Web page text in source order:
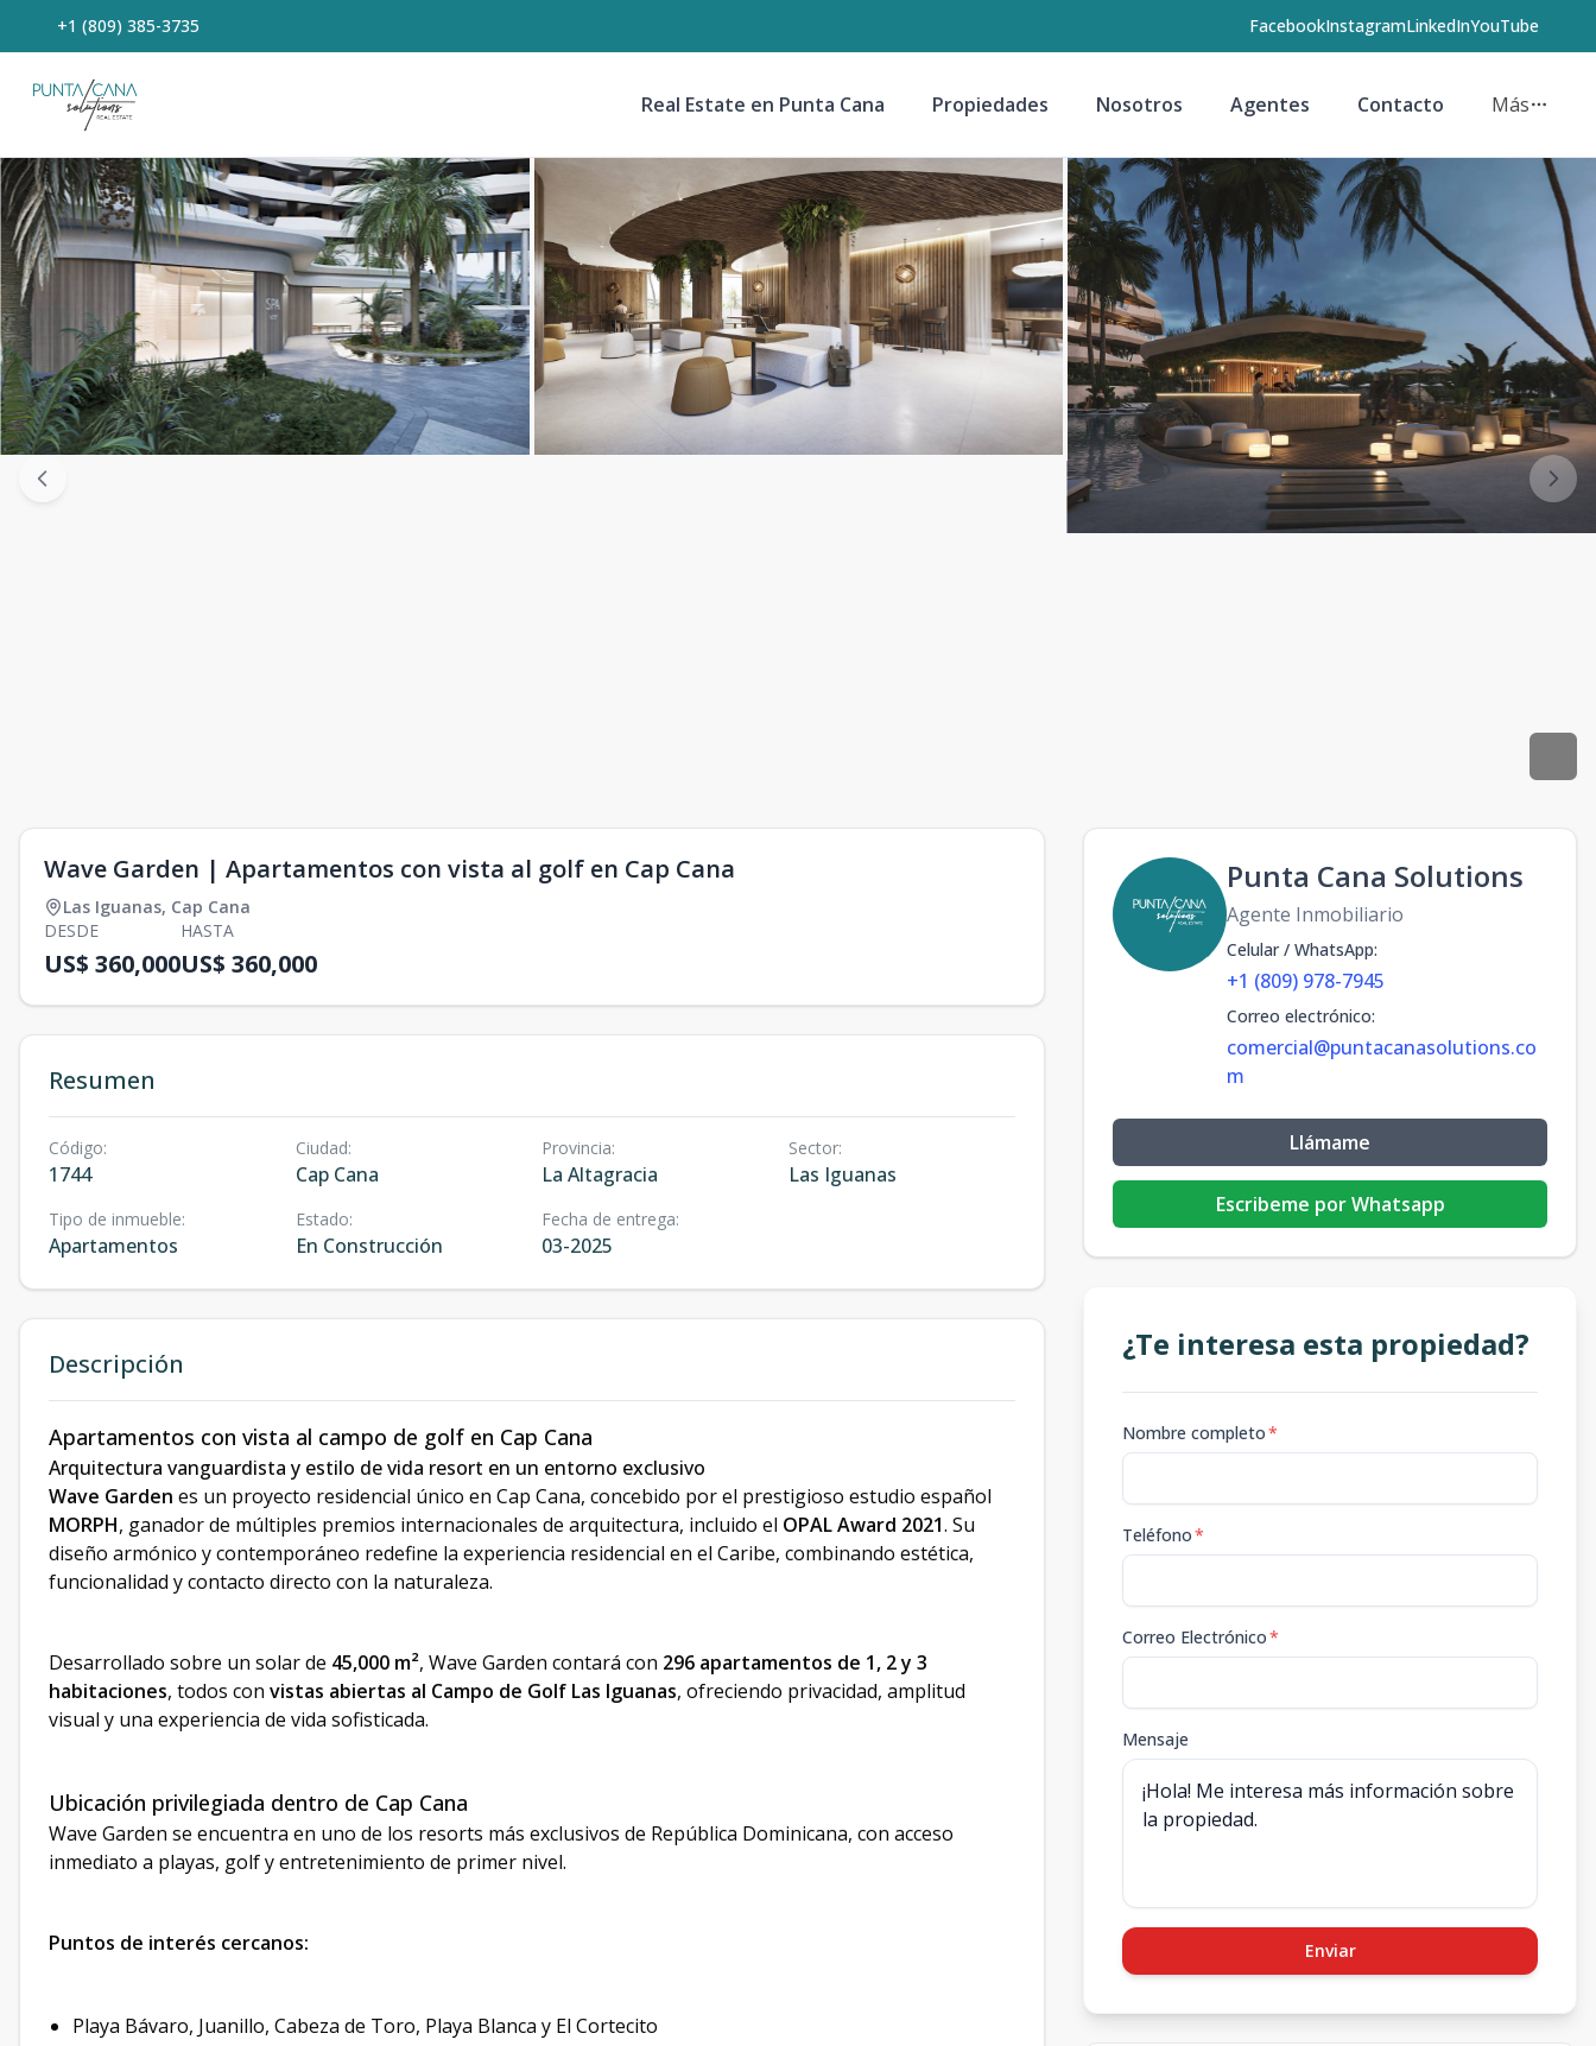
+1 (809) 385-3735 FacebookInstagramLinkedInYouTube
Real Estate en Punta Cana Propiedades Nosotros Agentes Contacto Más
Wave Garden | Apartamentos con vista al golf en Cap Cana
Las Iguanas, Cap Cana
DESDE
US$ 360,000
HASTA
US$ 360,000
Resumen
Código:
1744
Ciudad:
Cap Cana
Provincia:
La Altagracia
Sector:
Las Iguanas
Tipo de inmueble:
Apartamentos
Estado:
En Construcción
Fecha de entrega:
03-2025
Descripción
Apartamentos con vista al campo de golf en Cap Cana
Arquitectura vanguardista y estilo de vida resort en un entorno exclusivo
Wave Garden es un proyecto residencial único en Cap Cana, concebido por el prestigioso estudio español
MORPH, ganador de múltiples premios internacionales de arquitectura, incluido el OPAL Award 2021. Su
diseño armónico y contemporáneo redefine la experiencia residencial en el Caribe, combinando estética,
funcionalidad y contacto directo con la naturaleza.
Desarrollado sobre un solar de 45,000 m², Wave Garden contará con 296 apartamentos de 1, 2 y 3
habitaciones, todos con vistas abiertas al Campo de Golf Las Iguanas, ofreciendo privacidad, amplitud
visual y una experiencia de vida sofisticada.
Ubicación privilegiada dentro de Cap Cana
Wave Garden se encuentra en uno de los resorts más exclusivos de República Dominicana, con acceso
inmediato a playas, golf y entretenimiento de primer nivel.
Puntos de interés cercanos:
Playa Bávaro, Juanillo, Cabeza de Toro, Playa Blanca y El Cortecito
Punta Cana Solutions
Agente Inmobiliario
Celular / WhatsApp:
+1 (809) 978-7945
Correo electrónico:
comercial@puntacanasolutions.co
m
Llámame
Escribeme por Whatsapp
¿Te interesa esta propiedad?
Nombre completo*
Teléfono*
Correo Electrónico*
Mensaje
Enviar